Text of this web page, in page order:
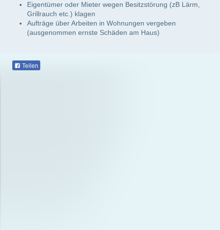
Eigentümer oder Mieter wegen Besitzstörung (zB Lärm,
Grillrauch etc.) klagen
Aufträge über Arbeiten in Wohnungen vergeben
(ausgenommen ernste Schäden am Haus)
Teilen